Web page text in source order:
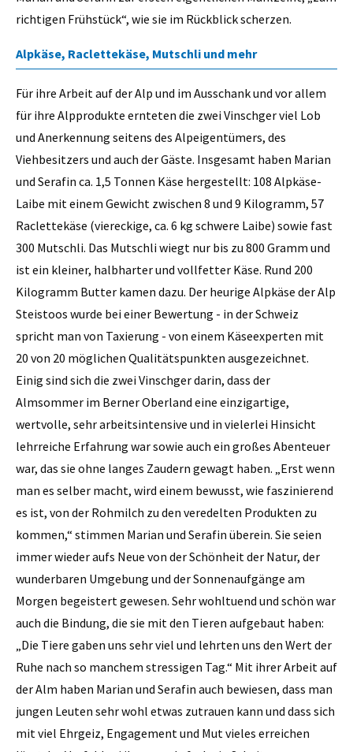
richtigen Frühstück“, wie sie im Rückblick scherzen.
Alpkäse, Raclettekäse, Mutschli und mehr
Für ihre Arbeit auf der Alp und im Ausschank und vor allem
für ihre Alpprodukte ernteten die zwei Vinschger viel Lob
und Anerkennung seitens des Alpeigentümers, des
Viehbesitzers und auch der Gäste. Insgesamt haben Marian
und Serafin ca. 1,5 Tonnen Käse hergestellt: 108 Alpkäse-
Laibe mit einem Gewicht zwischen 8 und 9 Kilogramm, 57
Raclettekäse (viereckige, ca. 6 kg schwere Laibe) sowie fast
300 Mutschli. Das Mutschli wiegt nur bis zu 800 Gramm und
ist ein kleiner, halbharter und vollfetter Käse. Rund 200
Kilogramm Butter kamen dazu. Der heurige Alpkäse der Alp
Steistoos wurde bei einer Bewertung - in der Schweiz
spricht man von Taxierung - von einem Käseexperten mit
20 von 20 möglichen Qualitätspunkten ausgezeichnet.
Einig sind sich die zwei Vinschger darin, dass der
Almsommer im Berner Oberland eine einzigartige,
wertvolle, sehr arbeitsintensive und in vielerlei Hinsicht
lehrreiche Erfahrung war sowie auch ein großes Abenteuer
war, das sie ohne langes Zaudern gewagt haben. „Erst wenn
man es selber macht, wird einem bewusst, wie faszinierend
es ist, von der Rohmilch zu den veredelten Produkten zu
kommen,“ stimmen Marian und Serafin überein. Sie seien
immer wieder aufs Neue von der Schönheit der Natur, der
wunderbaren Umgebung und der Sonnenaufgänge am
Morgen begeistert gewesen. Sehr wohltuend und schön war
auch die Bindung, die sie mit den Tieren aufgebaut haben:
„Die Tiere gaben uns sehr viel und lehrten uns den Wert der
Ruhe nach so manchem stressigen Tag.“ Mit ihrer Arbeit auf
der Alm haben Marian und Serafin auch bewiesen, dass man
jungen Leuten sehr wohl etwas zutrauen kann und dass sich
mit viel Ehrgeiz, Engagement und Mut vieles erreichen